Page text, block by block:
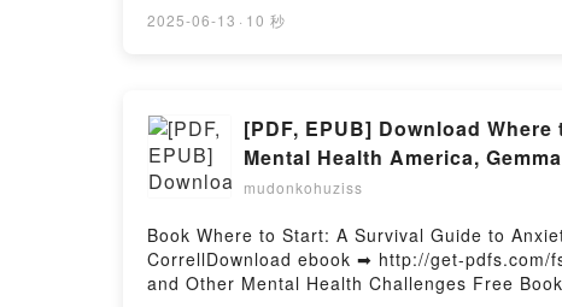
2025-06-13 · 10 秒
[PDF, EPUB] Download
Mental Health America,
mudonkohuziss
Book Where to Start: A Survival Guide to
CorrellDownload ebook ➡ http://get-pdfs.com/
and Other Mental Health Challenges Free